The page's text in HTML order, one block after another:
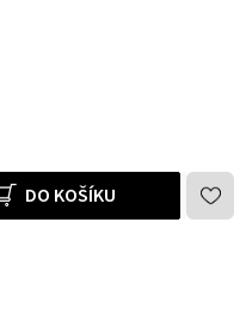
DO KOŠÍKU